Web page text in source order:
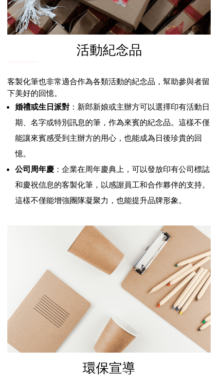
活動紀念品
客製化筆也非常適合作為各類活動的紀念品，幫助參與者留
下美好的回憶。
婚禮或生日派對 ：新郎新娘或主辦方可以選擇印有活動日
期、名字或特別訊息的筆，作為來賓的紀念品。這樣不僅
能讓來賓感受到主辦方的用心，也能成為日後珍貴的回
憶。
公司周年慶 ：企業在周年慶典上，可以發放印有公司標誌
和慶祝信息的客製化筆，以感謝員工和合作夥伴的支持。
這樣不僅能增強團隊凝聚力，也能提升品牌形象。
環保宣導